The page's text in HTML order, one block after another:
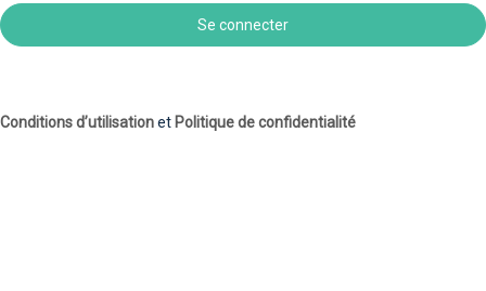
Conditions d’utilisationet Politique de confidentialité